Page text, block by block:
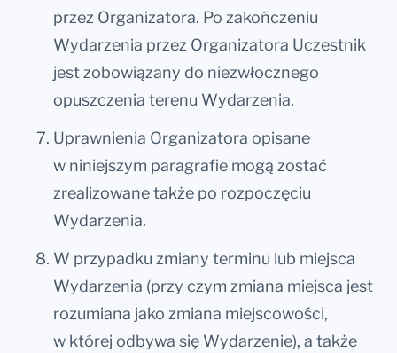
przez Organizatora. Po zakończeniu
Wydarzenia przez Organizatora Uczestnik
jest zobowiązany do niezwłocznego
opuszczenia terenu Wydarzenia.
Uprawnienia Organizatora opisane
w niniejszym paragrafie mogą zostać
zrealizowane także po rozpoczęciu
Wydarzenia.
W przypadku zmiany terminu lub miejsca
Wydarzenia (przy czym zmiana miejsca jest
rozumiana jako zmiana miejscowości,
w której odbywa się Wydarzenie), a także